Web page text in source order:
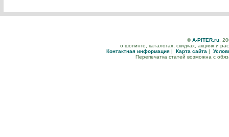
©A-PITER.ru,
о шопинге, каталогах, скидках, акциях и
Контактная информация | Карта сайта |
Перепечатка статей возможна с